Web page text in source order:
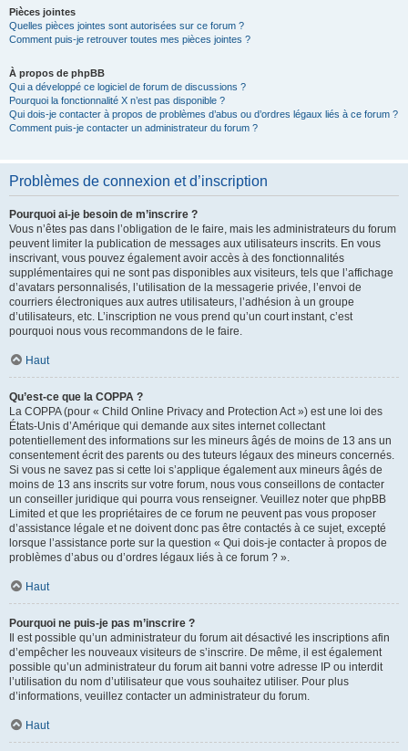
Pièces jointes
Quelles pièces jointes sont autorisées sur ce forum ?
Comment puis-je retrouver toutes mes pièces jointes ?
À propos de phpBB
Qui a développé ce logiciel de forum de discussions ?
Pourquoi la fonctionnalité X n’est pas disponible ?
Qui dois-je contacter à propos de problèmes d’abus ou d’ordres légaux liés à ce forum ?
Comment puis-je contacter un administrateur du forum ?
Problèmes de connexion et d’inscription
Pourquoi ai-je besoin de m’inscrire ?
Vous n’êtes pas dans l’obligation de le faire, mais les administrateurs du forum
peuvent limiter la publication de messages aux utilisateurs inscrits. En vous
inscrivant, vous pouvez également avoir accès à des fonctionnalités
supplémentaires qui ne sont pas disponibles aux visiteurs, tels que l’affichage
d’avatars personnalisés, l’utilisation de la messagerie privée, l’envoi de
courriers électroniques aux autres utilisateurs, l’adhésion à un groupe
d’utilisateurs, etc. L’inscription ne vous prend qu’un court instant, c’est
pourquoi nous vous recommandons de le faire.
Haut
Qu’est-ce que la COPPA ?
La COPPA (pour « Child Online Privacy and Protection Act ») est une loi des
États-Unis d’Amérique qui demande aux sites internet collectant
potentiellement des informations sur les mineurs âgés de moins de 13 ans un
consentement écrit des parents ou des tuteurs légaux des mineurs concernés.
Si vous ne savez pas si cette loi s’applique également aux mineurs âgés de
moins de 13 ans inscrits sur votre forum, nous vous conseillons de contacter
un conseiller juridique qui pourra vous renseigner. Veuillez noter que phpBB
Limited et que les propriétaires de ce forum ne peuvent pas vous proposer
d’assistance légale et ne doivent donc pas être contactés à ce sujet, excepté
lorsque l’assistance porte sur la question « Qui dois-je contacter à propos de
problèmes d’abus ou d’ordres légaux liés à ce forum ? ».
Haut
Pourquoi ne puis-je pas m’inscrire ?
Il est possible qu’un administrateur du forum ait désactivé les inscriptions afin
d’empêcher les nouveaux visiteurs de s’inscrire. De même, il est également
possible qu’un administrateur du forum ait banni votre adresse IP ou interdit
l’utilisation du nom d’utilisateur que vous souhaitez utiliser. Pour plus
d’informations, veuillez contacter un administrateur du forum.
Haut